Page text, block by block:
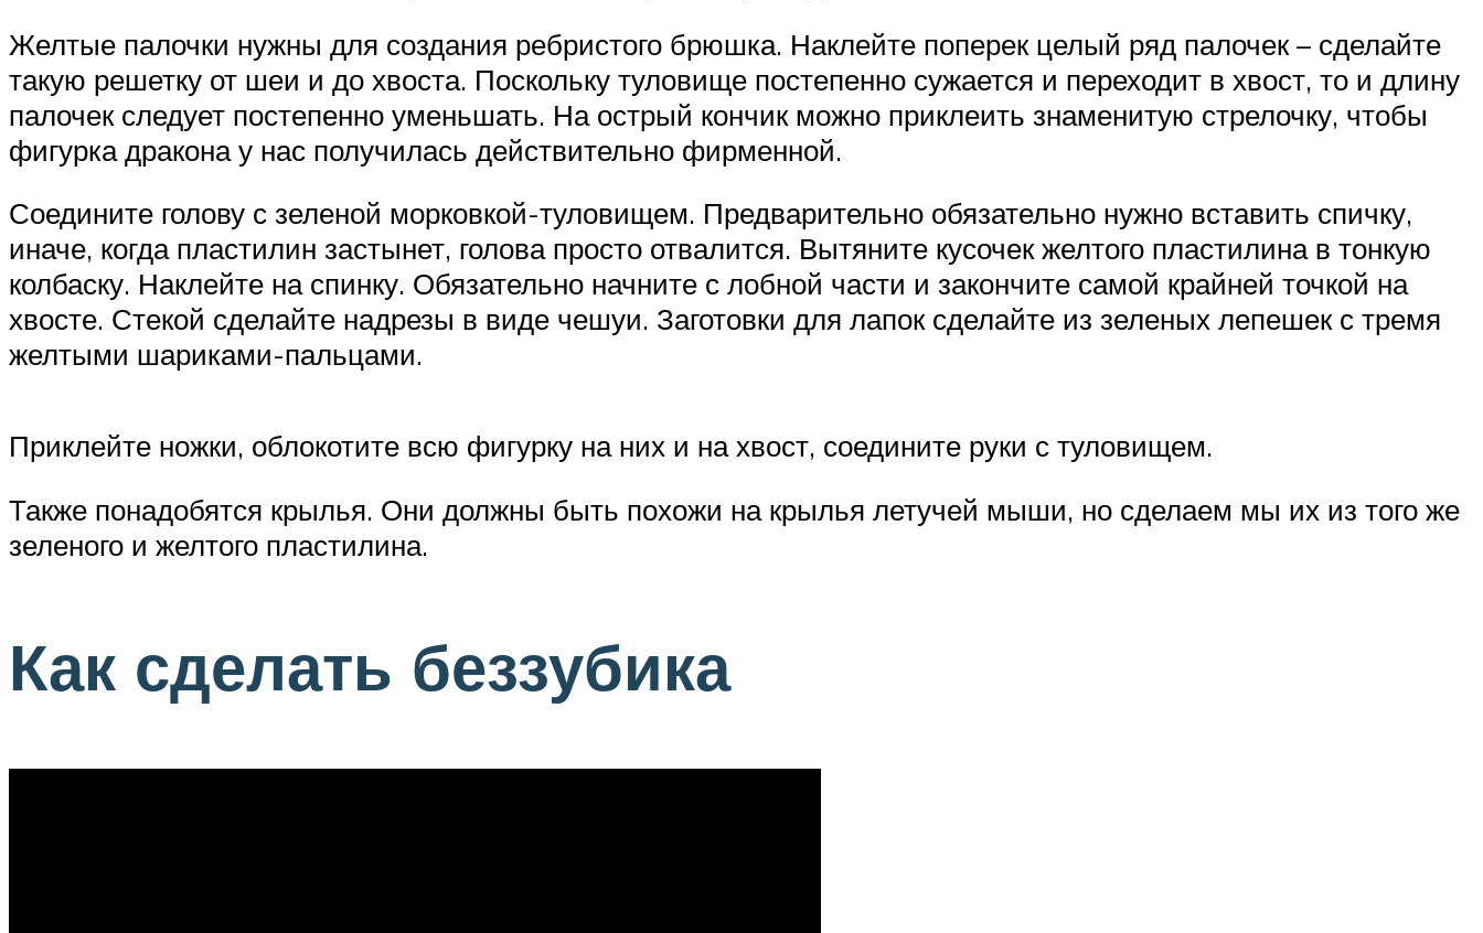
Желтые палочки нужны для создания ребристого брюшка. Наклейте поперек целый ряд палочек – сделайте
такую решетку от шеи и до хвоста. Поскольку туловище постепенно сужается и переходит в хвост, то и длину
палочек следует постепенно уменьшать. На острый кончик можно приклеить знаменитую стрелочку, чтобы
фигурка дракона у нас получилась действительно фирменной.
Соедините голову с зеленой морковкой-туловищем. Предварительно обязательно нужно вставить спичку,
иначе, когда пластилин застынет, голова просто отвалится. Вытяните кусочек желтого пластилина в тонкую
колбаску. Наклейте на спинку. Обязательно начните с лобной части и закончите самой крайней точкой на
хвосте. Стекой сделайте надрезы в виде чешуи. Заготовки для лапок сделайте из зеленых лепешек с тремя
желтыми шариками-пальцами.
Приклейте ножки, облокотите всю фигурку на них и на хвост, соедините руки с туловищем.
Также понадобятся крылья. Они должны быть похожи на крылья летучей мыши, но сделаем мы их из того же
зеленого и желтого пластилина.
Как сделать беззубика